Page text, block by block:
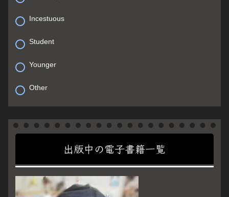
Incestuous
Student
Younger
Other
出版中の電子書籍一覧